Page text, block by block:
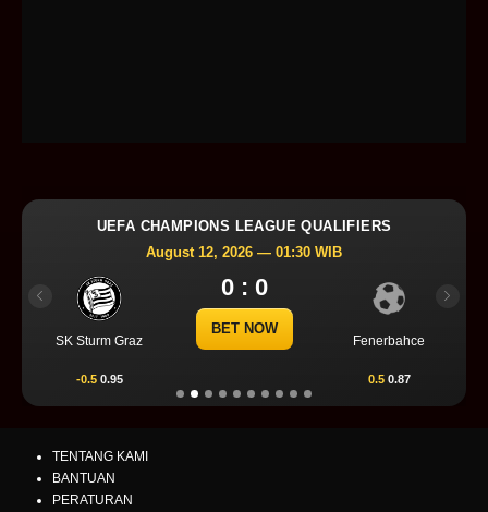
UEFA CHAMPIONS LEAGUE QUALIFIERS
August 12, 2026 — 01:30 WIB
SK Sturm Graz
0 : 0
BET NOW
Fenerbahce
-0.5 0.95 0.5 0.87
Previous Next
TENTANG KAMI
BANTUAN
PERATURAN